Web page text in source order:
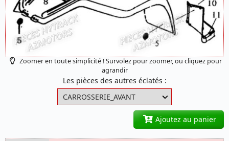
Zoomer en toute simplicité ! Survolez pour zoomer, ou cliquez pour
agrandir
Les pièces des autres éclatés :
Ajoutez au panier